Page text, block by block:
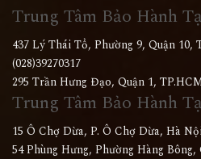
Trung Tâm Bảo Hành
437 Lý Thái Tổ, Phường 9, Quận 10,
(028)39270317
295 Trần Hưng Đạo, Quận 1,
Trung Tâm Bảo Hành
15 Ô Chợ Dừa, P. Ô Chợ Dừa, Hà
54 Phùng Hưng, Phường Hàng